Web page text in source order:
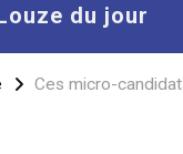
du jour
Ces micro-